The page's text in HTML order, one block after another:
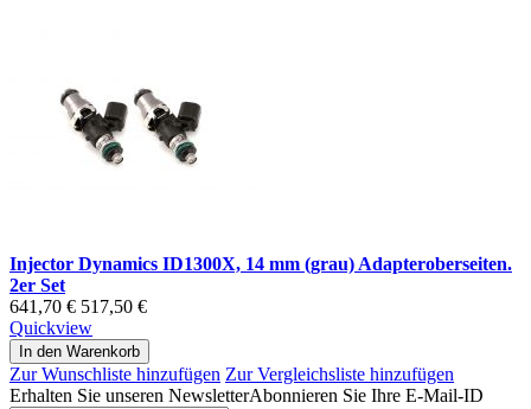
Injector Dynamics ID1300X, 14 mm (grau) Adapteroberseiten.
2er Set
641,70 € 517,50 €
Quickview
In den Warenkorb
Zur Wunschliste hinzufügen Zur Vergleichsliste hinzufügen
Erhalten Sie unseren NewsletterAbonnieren Sie Ihre E-Mail-ID